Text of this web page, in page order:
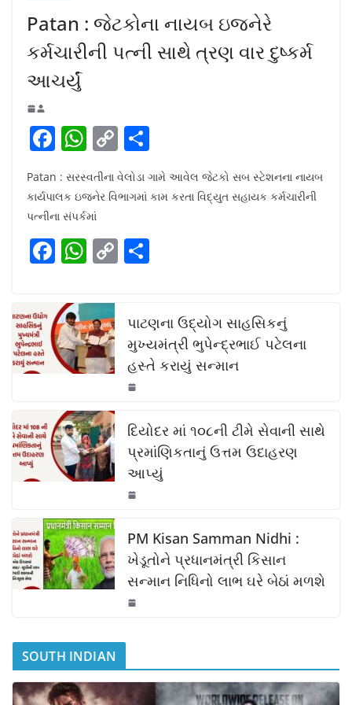
Patan : જેટકોના નાયબ ઇજનેરે
કર્મચારીની પત્ની સાથે ત્રણ વાર દુષ્કર્મ
આચર્યું
F
c
e
b
o
k
W
h
at
s
A
p
C
o
p
Li
n
h
ar
Patan : સરસ્વતીના વેલોડા ગામે આવેલ જેટકો સબ સ્ટેશનના નાયબ
કાર્યપાલક ઇજનેર વિભાગમાં કામ કરતા વિદ્યુત સહાયક કર્મચારીની
પત્નીના સંપર્કમાં
F
c
e
b
o
o
k
W
at
s
A
p
p
C
y
Li
n
k
e
પાટણના ઉદ્યોગ સાહસિકનું
મુખ્યમંત્રી ભુપેન્દ્રભાઈ પટેલના
હસ્તે કરાયું સન્માન
દિયોદર માં ૧૦૮ની ટીમે સેવાની સાથે
પ્રમાંણિકતાનું ઉત્તમ ઉદાહરણ
આપ્યું
PM Kisan Samman Nidhi :
ખેડૂતોને પ્રધાનમંત્રી કિસાન
સન્માન નિધિનો લાભ ઘરે બેઠાં મળશે
SOUTH INDIAN